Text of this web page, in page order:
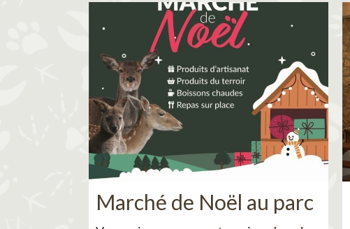
Marché de Noël au parc